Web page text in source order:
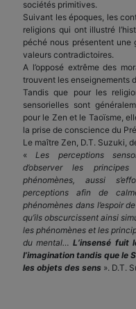
sociétés primitives.
Suivant les époques, les
religions qui ont illustré
péché nous présentent une
valeurs contradictoires.
A l’opposé extrême des
trouvent les enseignements
Tandis que pour les
sensorielles sont
pour le Zen et le Taoïsme,
la prise de conscience du
Le maître Zen, D.T. Suzuki,
«Les perceptions
d’observer les
phénomènes, aussi
perceptions afin de
phénomènes dans l’espoir
qu’ils obscurcissent ainsi
les phénomènes et les
du mental…L’insensé fuit
l’imagination tandis que le
les objets des sens ». D.T.